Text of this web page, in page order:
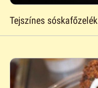
Tejszínes sóskafőzelék